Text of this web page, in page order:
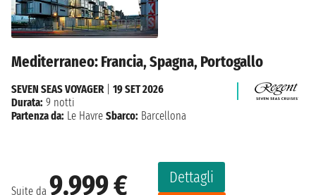
Mediterraneo: Francia, Spagna, Portogallo
Suite da 9.999 €
Dettagli
SEVEN SEAS VOYAGER| 19 SET 2026
Durata: 9 notti
Partenza da: Le Havre Sbarco: Barcellona